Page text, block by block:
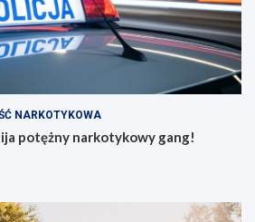
NARKOTYKOWA
potężny narkotykowy gang!